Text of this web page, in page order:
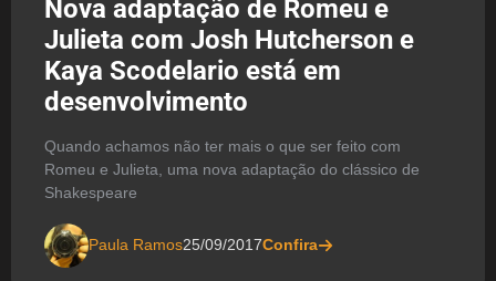
Nova adaptação de Romeu e
Julieta com Josh Hutcherson e
Kaya Scodelario está em
desenvolvimento
Quando achamos não ter mais o que ser feito com
Romeu e Julieta, uma nova adaptação do clássico de
Shakespeare
Paula Ramos25/09/2017Confira